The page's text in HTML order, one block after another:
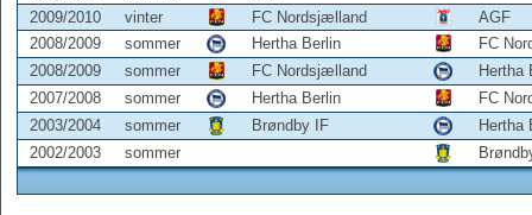
2009/2010
vinter FC Nordsjælland
AGF
2008/2009
sommer Hertha Berlin
FC
2008/2009
sommer FC Nordsjælland
Hertha
2007/2008
sommer Hertha Berlin
FC
2003/2004
sommer Brøndby IF
Hertha
2002/2003
sommer